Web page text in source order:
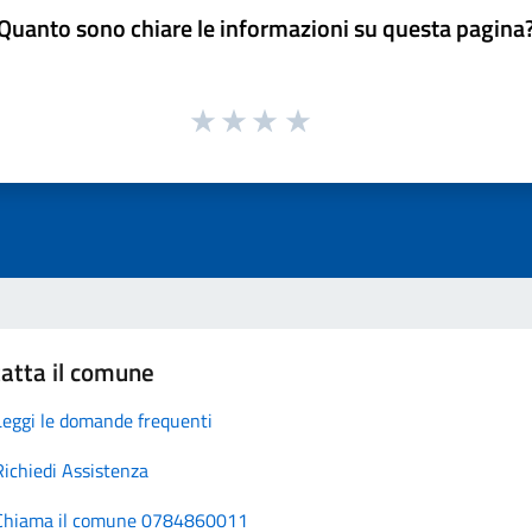
sono chiare le informazioni su questa
il comune
le domande frequenti
Assistenza
il comune 0784860011